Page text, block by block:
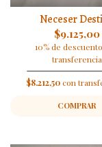
Neceser
$9.125,00
10% de
transferencia
$8.212,50con
COMPRAR